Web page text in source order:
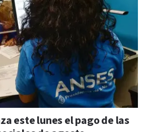
este lunes el pago de las